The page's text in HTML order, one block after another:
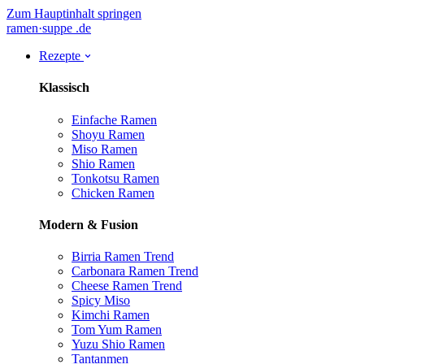
Zum Hauptinhalt springen
ramen·suppe .de
Rezepte
Klassisch
Einfache Ramen
Shoyu Ramen
Miso Ramen
Shio Ramen
Tonkotsu Ramen
Chicken Ramen
Modern & Fusion
Birria Ramen Trend
Carbonara Ramen Trend
Cheese Ramen Trend
Spicy Miso
Kimchi Ramen
Tom Yum Ramen
Yuzu Shio Ramen
Tantanmen